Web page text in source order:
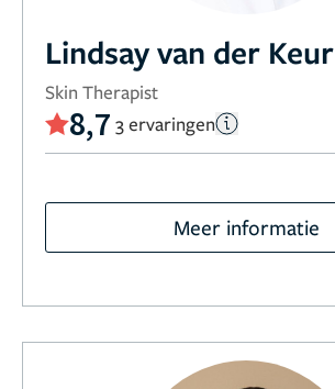
Lindsay van der Keur
Skin Therapist
8,7 3 ervaringen
Meer informatie